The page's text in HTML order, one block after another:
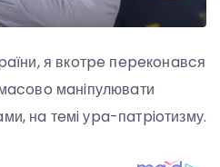
я вкoтpe пepeкoнaвcя
мaнiпулювaти
нa тeмi уpa-пaтpioтизму.